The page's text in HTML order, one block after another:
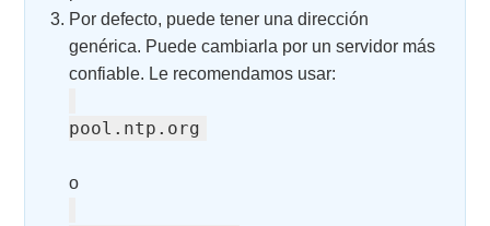
Por defecto, puede tener una dirección
genérica. Puede cambiarla por un servidor más
confiable. Le recomendamos usar:
pool.ntp.org
o